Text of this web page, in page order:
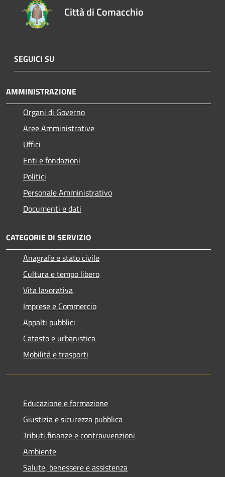
Città di Comacchio
SEGUICI SU
AMMINISTRAZIONE
Organi di Governo
Aree Amministrative
Uffici
Enti e fondazioni
Politici
Personale Amministrativo
Documenti e dati
CATEGORIE DI SERVIZIO
Anagrafe e stato civile
Cultura e tempo libero
Vita lavorativa
Imprese e Commercio
Appalti pubblici
Catasto e urbanistica
Mobilità e trasporti
Educazione e formazione
Giustizia e sicurezza pubblica
Tributi,finanze e contravvenzioni
Ambiente
Salute, benessere e assistenza